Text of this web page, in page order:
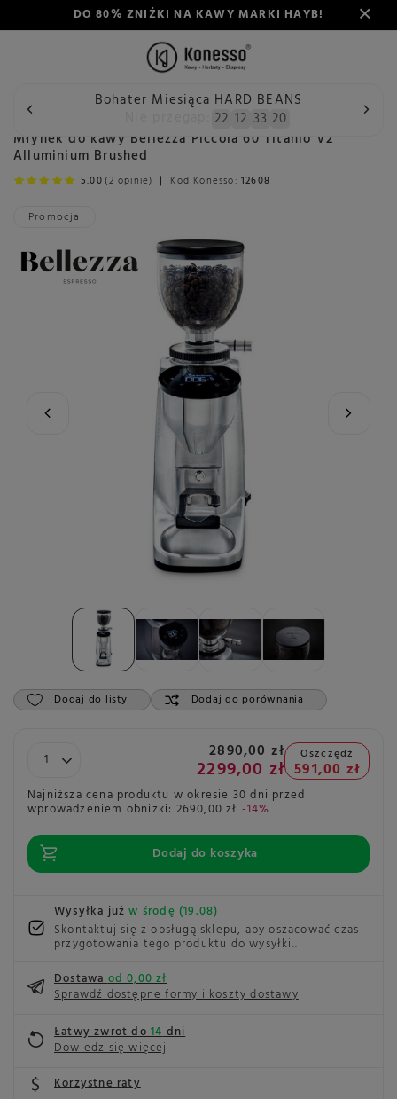
DO 80% ZNIŻKI NA KAWY MARKI HAYB!
Bohater Miesiąca HARD BEANS
22 12 33 19
Wstecz Konesso Młynki Rodzaj Automatyczny
Promocja
Młynek do kawy Bellezza Piccola 60 Titanio V2
Alluminium Brushed
5.00 (2 opinie) Kod Konesso: 12608
Dodaj do listy Dodaj do porównania
2890,00 zł
2299,00 zł
Oszczędź
591,00 zł
Najniższa cena produktu w okresie 30 dni przed
wprowadzeniem obniżki: 2690,00 zł -14%
Dodaj do koszyka
Wysyłka jużw środę (19.08)
Skontaktuj się z obsługą sklepu, aby oszacować czas
przygotowania tego produktu do wysyłki.
Dostawaod 0,00 zł
Sprawdź dostępne formy i koszty dostawy
Łatwy zwrot do14dni
Dowiedz się więcej
Korzystne raty